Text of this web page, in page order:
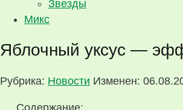
Звезды
Микс
Яблочный уксус —
Рубрика: Новости Изменен: